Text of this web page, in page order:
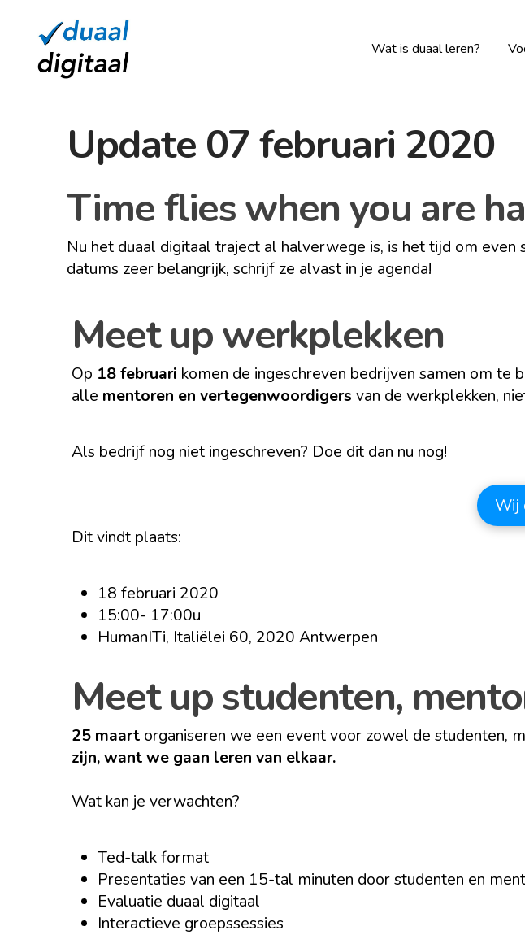
Wat is duaal leren?
Update 07 februari 2020
Time flies when you are
Nu het duaal digitaal traject al halverwege is, is het tijd om
datums zeer belangrijk, schrijf ze alvast in je agenda!
Meet up werkplekken
Op 18 februari komen de ingeschreven bedrijven samen om
alle mentoren en vertegenwoordigers van de werkplekken,
Als bedrijf nog niet ingeschreven? Doe dit dan nu nog!
Wij
Dit vindt plaats:
18 februari 2020
15:00- 17:00u
HumanITi, Italiëlei 60, 2020 Antwerpen
Meet up studenten,
25 maartorganiseren we een event voor zowel de studenten,
zijn, want we gaan leren van elkaar.
Wat kan je verwachten?
Ted-talk format
Presentaties van een 15-tal minuten door studenten en
Evaluatie duaal digitaal
Interactieve groepssessies